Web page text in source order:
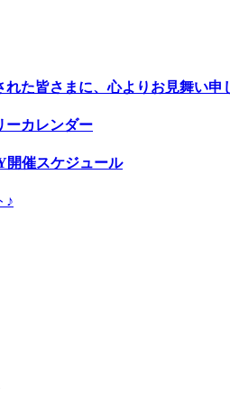
た皆さまに、心よりお見舞い申
ーカレンダー
開催スケジュール
♪